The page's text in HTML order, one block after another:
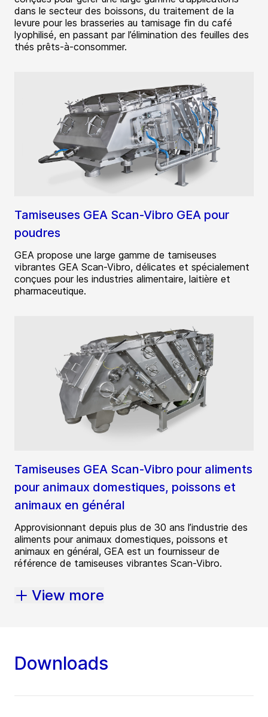
dans le secteur des boissons, du traitement de la
levure pour les brasseries au tamisage fin du café
lyophilisé, en passant par l’élimination des feuilles des
thés prêts-à-consommer.
Tamiseuses GEA Scan-Vibro GEA pour
poudres
GEA propose une large gamme de tamiseuses
vibrantes GEA Scan-Vibro, délicates et spécialement
conçues pour les industries alimentaire, laitière et
pharmaceutique.
Tamiseuses GEA Scan-Vibro pour aliments
pour animaux domestiques, poissons et
animaux en général
Approvisionnant depuis plus de 30 ans l’industrie des
aliments pour animaux domestiques, poissons et
animaux en général, GEA est un fournisseur de
référence de tamiseuses vibrantes Scan-Vibro.
View more
Downloads